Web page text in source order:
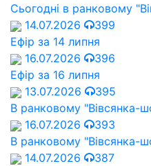
Сьогодні в ранковому
14.07.2026
399
Ефір за 14 липня
16.07.2026
396
Ефір за 16 липня
13.07.2026
395
В ранковому "Вівсянка-
16.07.2026
393
В ранковому "Вівсянка-
14.07.2026
387